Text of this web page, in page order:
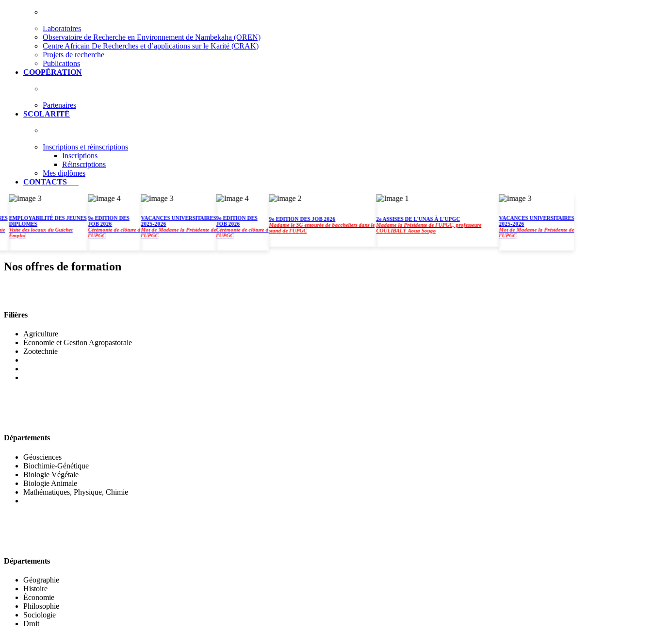
Laboratoires
Observatoire de Recherche en Environnement de Nambekaha (OREN)
Centre Africain De Recherches et d’applications sur le Karité (CRAK)
Projets de recherche
Publications
COOPÉRATION
Partenaires
SCOLARITÉ
Inscriptions et réinscriptions
Inscriptions
Réinscriptions
Mes diplômes
CONTACTS
EMPLOYABILITÉ DES JEUNES
DIPLÔMÉS
Visite des locaux du Guichet
Emploi
9e EDITION DES
JOB 2026
Cérémonie de clôture à
l'UPGC
VACANCES UNIVERSITAIRES
2025-2026
Mot de Madame la Présidente de
l'UPGC
9e EDITION DES
JOB 2026
Cérémonie de clôture à
l'UPGC
9e EDITION DES JOB 2026
Madame le SG entourée de baccheliers dans le
stand de l'UPGC
2e ASSISES DE L'UNAS À L'UPGC
Madame la Présidente de l'UPGC, professeure
COULIBALY Aoua Sougo
VACANCES UNIVERSITAIRES
2025-2026
Mot de Madame la Présidente de
l'UPGC
Nos offres de formation
Filières
Agriculture
Économie et Gestion Agropastorale
Zootechnie
Départements
Géosciences
Biochimie-Génétique
Biologie Végétale
Biologie Animale
Mathématiques, Physique, Chimie
Départements
Géographie
Histoire
Économie
Philosophie
Sociologie
Droit